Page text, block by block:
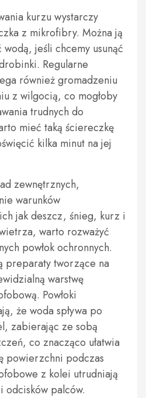
kurzu wystarczy
z mikrofibry. Można ją
jeśli chcemy usunąć
Regularne
również gromadzeniu
z wilgocią, co mogłoby
trudnych do
mieć taką ściereczkę
kilka minut na jej
zewnętrznych,
warunków
jak deszcz, śnieg, kurz i
warto rozważyć
powłok ochronnych.
preparaty tworzące na
warstwę
Powłoki
że woda spływa po
zabierając ze sobą
co znacząco ułatwia
powierzchni podczas
z kolei utrudniają
odcisków palców.